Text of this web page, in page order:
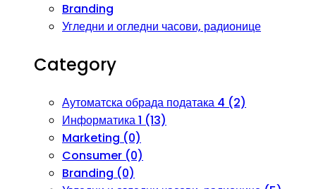
Branding
Угледни и огледни часови, радионице
Category
Аутоматска обрада података 4 (2)
Информатика 1 (13)
Marketing (0)
Consumer (0)
Branding (0)